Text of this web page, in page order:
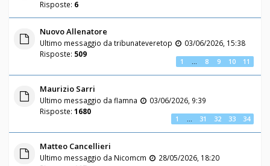
Risposte: 6
Nuovo Allenatore
Ultimo messaggio da tribunateveretop
03/06/2026, 15:38
Risposte: 509
1 … 8 9 10 11
Maurizio Sarri
Ultimo messaggio da flamna
03/06/2026, 9:39
Risposte: 1680
1 … 31 32 33 34
Matteo Cancellieri
Ultimo messaggio da Nicomcm
28/05/2026, 18:20